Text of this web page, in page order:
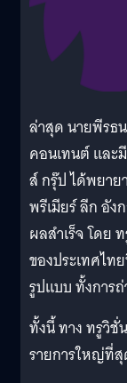
ล่าสุด นายพีรธ
คอนเทนต์ และ
ส์ กรุ๊ป ได้พยาย
พรีเมียร์ ลีก อัง
ผลสำเร็จ โดย
ของประเทศไ
รูปแบบ ทั้งการ
ทั้งนี้ ทาง ทรูวิชั่
รายการใหญ่ที่สุ